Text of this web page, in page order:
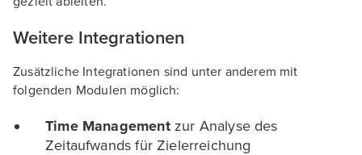
Weitere Integrationen
Zusätzliche Integrationen sind unter anderem mit
folgenden Modulen möglich:
Time Managementzur Analyse des
Zeitaufwands für Zielerreichung